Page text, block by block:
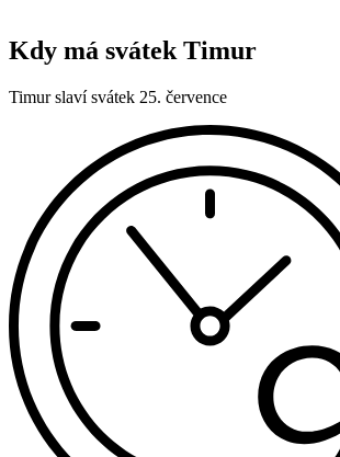
Kdy má svátek Timur
Timur slaví svátek 25. července